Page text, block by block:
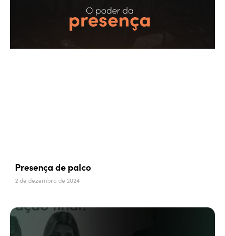
Presença de palco
2 de dezembro de 2024